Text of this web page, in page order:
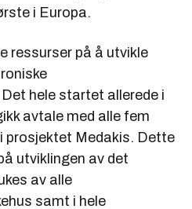
i Europa.
ressurser på å utvikle
hele startet allerede i
avtale med alle fem
prosjektet Medakis. Dette
utviklingen av det
av alle
samt i hele